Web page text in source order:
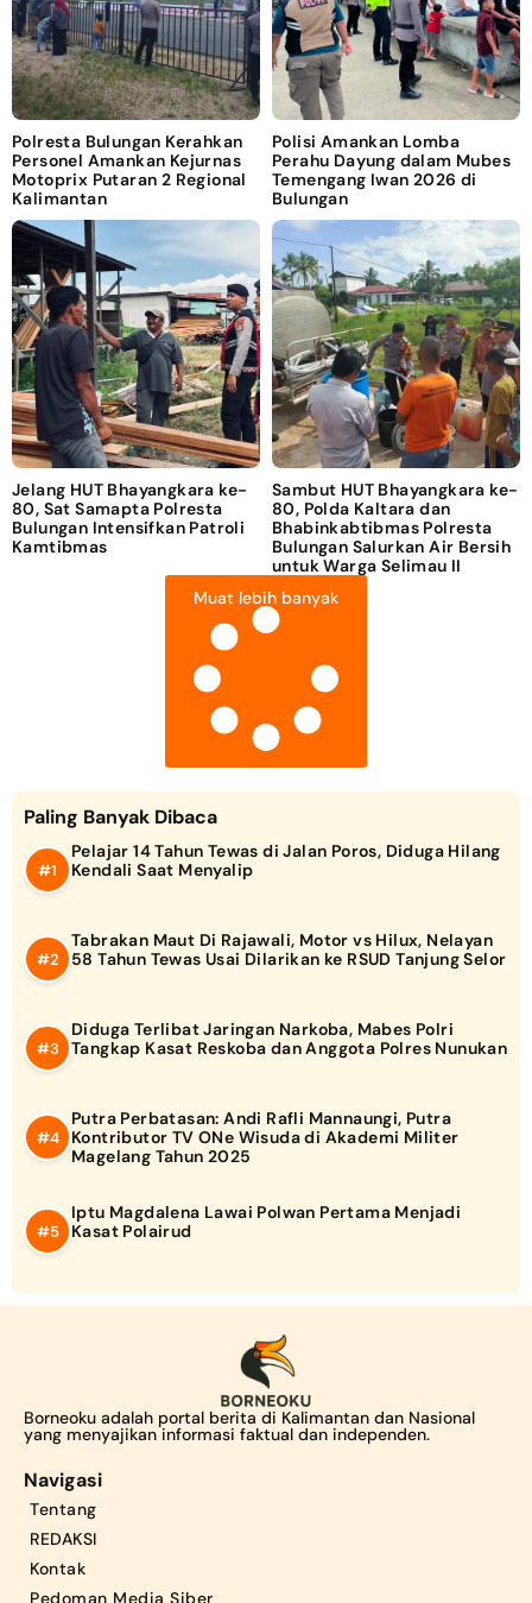
Polresta Bulungan Kerahkan
Personel Amankan Kejurnas
Motoprix Putaran 2 Regional
Kalimantan
Polisi Amankan Lomba
Perahu Dayung dalam Mubes
Temengang Iwan 2026 di
Bulungan
Jelang HUT Bhayangkara ke-
80, Sat Samapta Polresta
Bulungan Intensifkan Patroli
Kamtibmas
Sambut HUT Bhayangkara ke-
80, Polda Kaltara dan
Bhabinkabtibmas Polresta
Bulungan Salurkan Air Bersih
untuk Warga Selimau II
Muat lebih banyak
Paling Banyak Dibaca
Pelajar 14 Tahun Tewas di Jalan Poros, Diduga Hilang
Kendali Saat Menyalip
Tabrakan Maut Di Rajawali, Motor vs Hilux, Nelayan
58 Tahun Tewas Usai Dilarikan ke RSUD Tanjung Selor
Diduga Terlibat Jaringan Narkoba, Mabes Polri
Tangkap Kasat Reskoba dan Anggota Polres Nunukan
Putra Perbatasan: Andi Rafli Mannaungi, Putra
Kontributor TV ONe Wisuda di Akademi Militer
Magelang Tahun 2025
Iptu Magdalena Lawai Polwan Pertama Menjadi
Kasat Polairud
Borneoku adalah portal berita di Kalimantan dan Nasional
yang menyajikan informasi faktual dan independen.
Navigasi
Tentang
REDAKSI
Kontak
Pedoman Media Siber